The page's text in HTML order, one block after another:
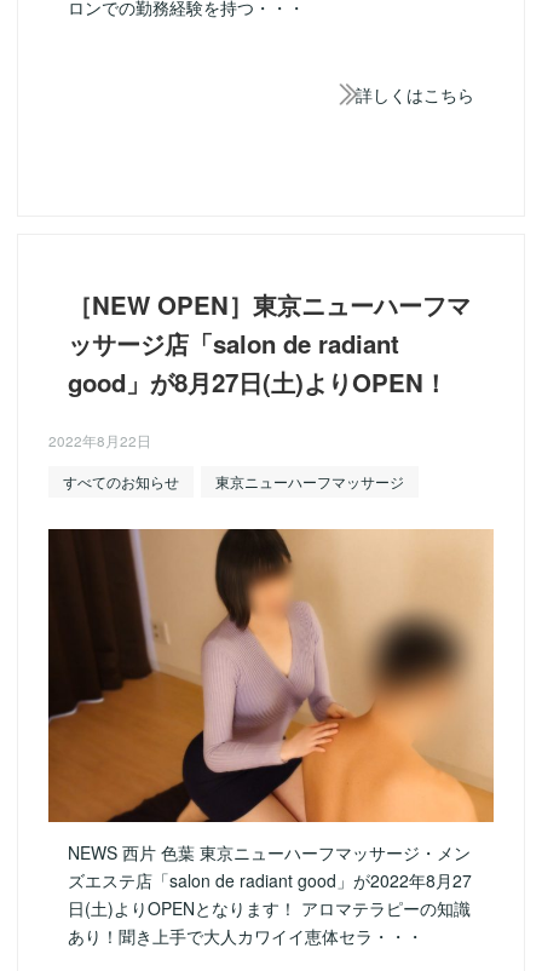
ロンでの勤務経験を持つ・・・
詳しくはこちら
［NEW OPEN］東京ニューハーフマ
ッサージ店「salon de radiant
good」が8月27日(土)よりOPEN！
2022年8月22日
すべてのお知らせ
東京ニューハーフマッサージ
NEWS 西片 色葉 東京ニューハーフマッサージ・メン
ズエステ店「salon de radiant good」が2022年8月27
日(土)よりOPENとなります！ アロマテラピーの知識
あり！聞き上手で大人カワイイ恵体セラ・・・